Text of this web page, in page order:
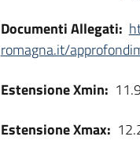
Documenti Allegati:
romagna.it/
Estensione Xmin:
Estensione Xmax: